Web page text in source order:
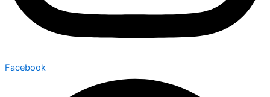
Facebook